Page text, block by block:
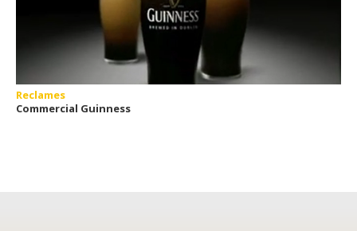
Reclames
Commercial Guinness